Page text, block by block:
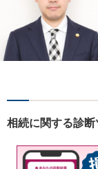
相続に関する診断